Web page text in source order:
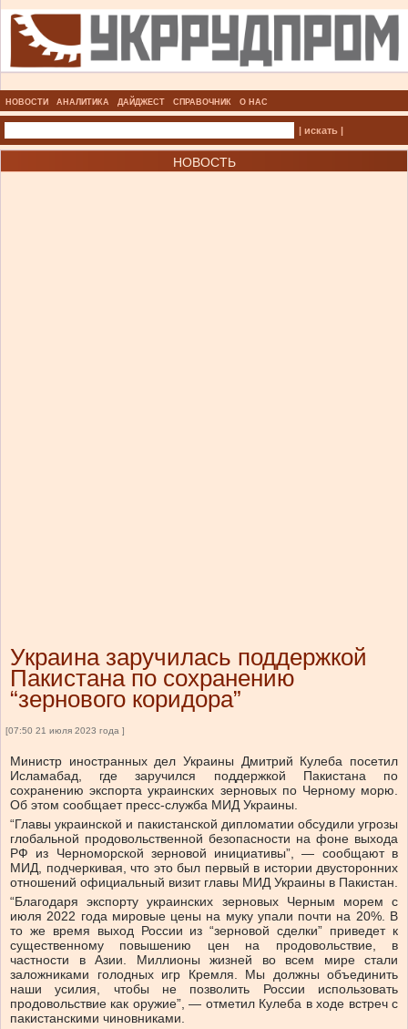
НОВОСТИ АНАЛИТИКА ДАЙДЖЕСТ СПРАВОЧНИК О НАС
| искать |
НОВОСТЬ
Украина заручилась поддержкой
Пакистана по сохранению
“зернового коридора”
[07:50 21 июля 2023 года ]
Министр иностранных дел Украины Дмитрий Кулеба посетил
Исламабад, где заручился поддержкой Пакистана по
сохранению экспорта украинских зерновых по Черному морю.
Об этом сообщает пресс-служба МИД Украины.
“Главы украинской и пакистанской дипломатии обсудили угрозы
глобальной продовольственной безопасности на фоне выхода
РФ из Черноморской зерновой инициативы”, — сообщают в
МИД, подчеркивая, что это был первый в истории двусторонних
отношений официальный визит главы МИД Украины в Пакистан.
“Благодаря экспорту украинских зерновых Черным морем с
июля 2022 года мировые цены на муку упали почти на 20%. В
то же время выход России из “зерновой сделки” приведет к
существенному повышению цен на продовольствие, в
частности в Азии. Миллионы жизней во всем мире стали
заложниками голодных игр Кремля. Мы должны объединить
наши усилия, чтобы не позволить России использовать
продовольствие как оружие”, — отметил Кулеба в ходе встреч с
пакистанскими чиновниками.